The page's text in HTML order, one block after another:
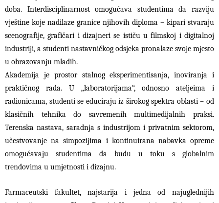
doba. Interdisciplinarnost omogućava studentima da razviju
vještine koje nadilaze granice njihovih diploma – kipari stvaraju
scenografije, grafičari i dizajneri se ističu u filmskoj i digitalnoj
industriji, a studenti nastavničkog odsjeka pronalaze svoje mjesto
u obrazovanju mladih.
Akademija je prostor stalnog eksperimentisanja, inoviranja i
praktičnog rada. U „laboratorijama“, odnosno ateljeima i
radionicama, studenti se educiraju iz širokog spektra oblasti – od
klasičnih tehnika do savremenih multimedijalnih praksi.
Terenska nastava, saradnja s industrijom i privatnim sektorom,
učestvovanje na simpozijima i kontinuirana nabavka opreme
omogućavaju studentima da budu u toku s globalnim
trendovima u umjetnosti i dizajnu.
Farmaceutski fakultet, najstarija i jedna od najuglednijih